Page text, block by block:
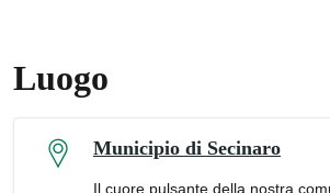
Luogo
Municipio di Secinaro
Il cuore pulsante della nostra